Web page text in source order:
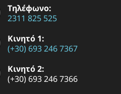
Τηλέφωνο:
2311 825 525
Κινητό 1:
(+30) 693 246 7367
Κινητό 2:
(+30) 693 246 7366